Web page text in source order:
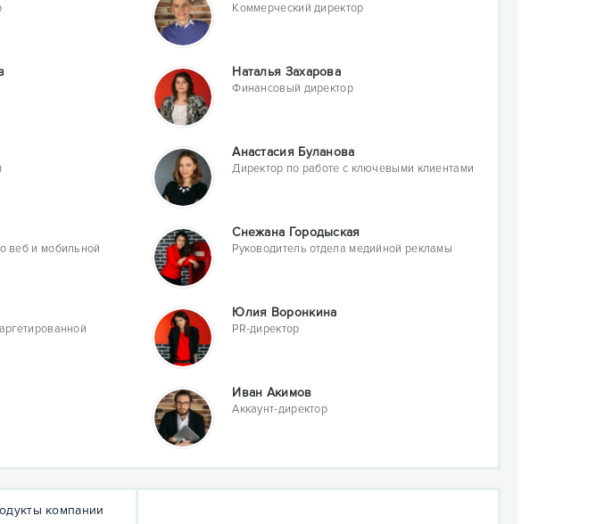
Коммерческий директор
Наталья Захарова
Финансовый директор
Анастасия Буланова
Директор по работе с ключевыми клиентами
веб и мобильной
Снежана Городыская
Руководитель отдела медийной рекламы
Юлия Воронкина
PR-директор
Иван Акимов
Аккаунт-директор
компании